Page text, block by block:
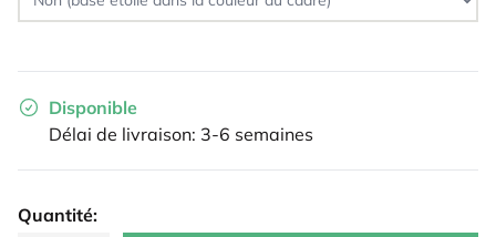
Disponible
Délai de livraison: 3-6 semaines
Quantité: